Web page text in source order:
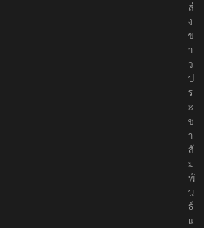
ส่
ง
ข่
า
ว
ป
ร
ะ
ช
า
สั
ม
พั
น
ธ์
แ